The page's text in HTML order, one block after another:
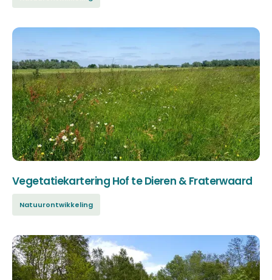
Vegetatiekartering Hof te Dieren & Fraterwaard
Natuurontwikkeling